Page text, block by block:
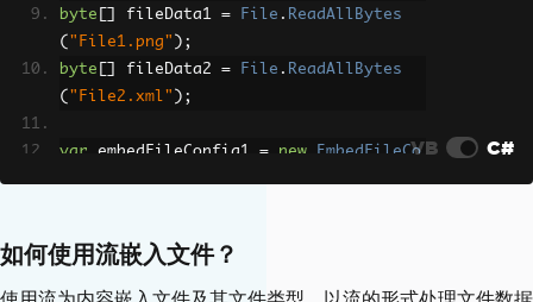
byte fileData1 = File . ReadAllBytes
( "File1.png" );
byte
fileData2 = File . ReadAllBytes
( "File2.xml" );
var embedFileConfig1 = new
EmbedFileCo
var embedFileConfig2 = new
EmbedFileCo
VB C#
如何使用流嵌入文件？